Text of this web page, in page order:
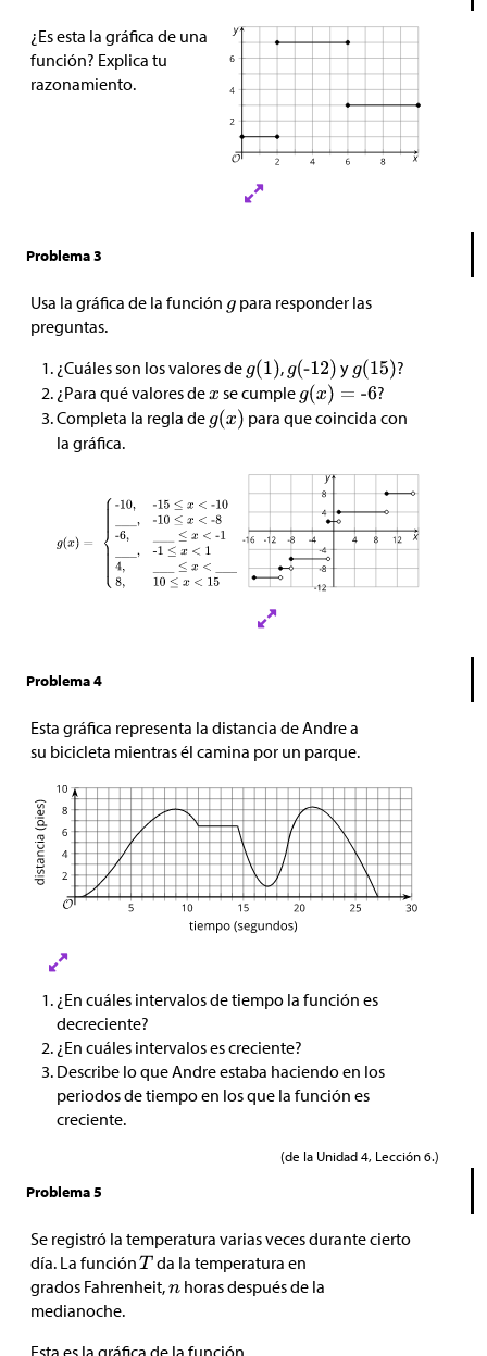
¿Es esta la gráfica de una
función? Explica tu
razonamiento.
Problema 3
Usa la gráfica de la función
para responder las
preguntas.
¿Cuáles son los valores de
, y
?
¿Para qué valores de
se cumple
?
Completa la regla de
para que coincida con
la gráfica.
Problema 4
Esta gráfica representa la distancia de Andre a
su bicicleta mientras él camina por un parque.
¿En cuáles intervalos de tiempo la función es
decreciente?
¿En cuáles intervalos es creciente?
Describe lo que Andre estaba haciendo en los
periodos de tiempo en los que la función es
creciente.
(de la Unidad 4, Lección 6.)
Problema 5
Se registró la temperatura varias veces durante cierto
día. La función
da la temperatura en
grados Fahrenheit,
horas después de la
medianoche.